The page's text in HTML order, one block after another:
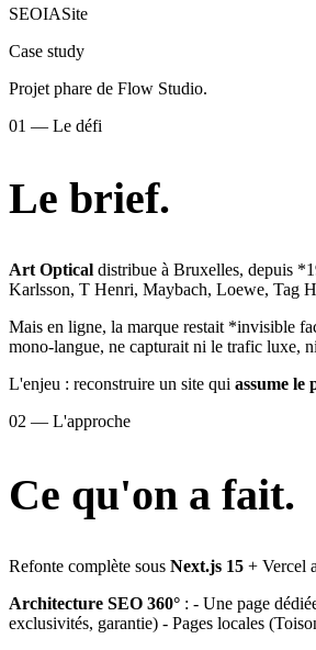
SEOIASite
Case study
Projet phare de Flow Studio.
01 — Le défi
Le brief.
Art Optical distribue à Bruxelles, depuis
Karlsson, T Henri, Maybach, Loewe, Tag
Mais en ligne, la marque restait *invisible
mono-langue, ne capturait ni le trafic luxe,
L'enjeu : reconstruire un site qui assume le
02 — L'approche
Ce qu'on a fait.
Refonte complète sous Next.js 15 + Vercel
Architecture SEO 360° : - Une page
exclusivités, garantie) - Pages locales